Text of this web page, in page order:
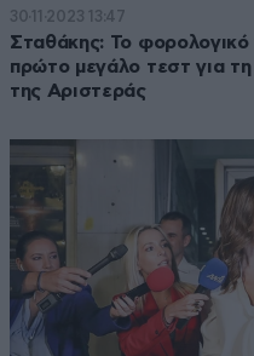
30·11·2023 13:47
Σταθάκης: Το
πρώτο μεγάλο τεστ για
της Αριστεράς